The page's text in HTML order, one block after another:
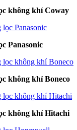
không khí Coway
Panasonic
không khí Boneco
không khí Hitachi